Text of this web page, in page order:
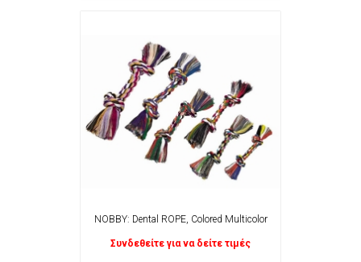
NOBBY: Dental ROPE, Colored Multicolor
Συνδεθείτε για να δείτε τιμές